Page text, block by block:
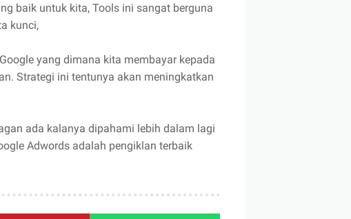
baik untuk kita, Tools ini sangat berguna
kunci,
yang dimana kita membayar kepada
Strategi ini tentunya akan meningkatkan
ada kalanya dipahami lebih dalam lagi
Adwords adalah pengiklan terbaik